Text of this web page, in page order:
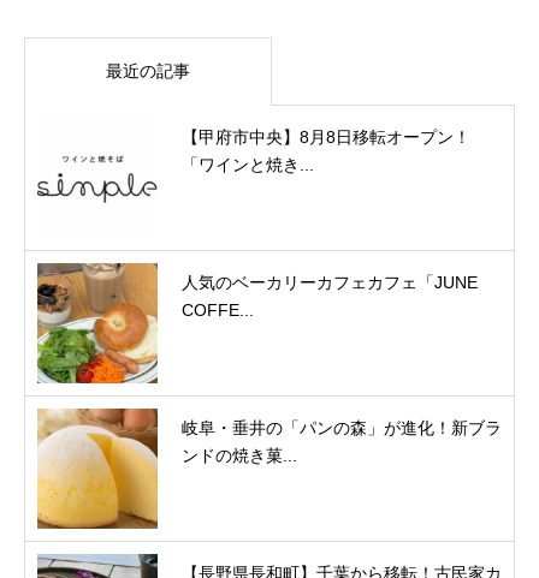
最近の記事
【甲府市中央】8月8日移転オープン！
「ワインと焼き...
人気のベーカリーカフェカフェ「JUNE
COFFE...
岐阜・垂井の「パンの森」が進化！新ブラ
ンドの焼き菓...
【長野県長和町】千葉から移転！古民家カ